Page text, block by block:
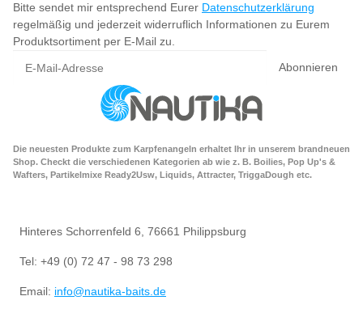
Bitte sendet mir entsprechend Eurer Datenschutzerklärung
regelmäßig und jederzeit widerruflich Informationen zu Eurem
Produktsortiment per E-Mail zu.
Abonnieren
Die neuesten Produkte zum Karpfenangeln erhaltet Ihr in unserem brandneuen
Shop. Checkt die verschiedenen Kategorien ab wie z. B. Boilies, Pop Up's &
Wafters, Partikelmixe Ready2Usw, Liquids, Attracter, TriggaDough etc.
Hinteres Schorrenfeld 6, 76661 Philippsburg
Tel: +49 (0) 72 47 - 98 73 298
Email: info@nautika-baits.de